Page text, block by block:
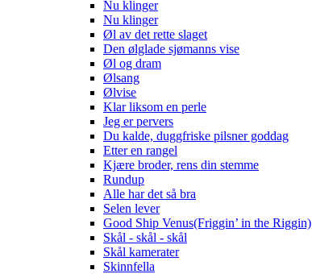
Nu klinger
Nu klinger
Øl av det rette slaget
Den ølglade sjømanns vise
Øl og dram
Ølsang
Ølvise
Klar liksom en perle
Jeg er pervers
Du kalde, duggfriske pilsner goddag
Etter en rangel
Kjære broder, rens din stemme
Rundup
Alle har det så bra
Selen lever
Good Ship Venus(Friggin’ in the Riggin)
Skål - skål - skål
Skål kamerater
Skinnfella